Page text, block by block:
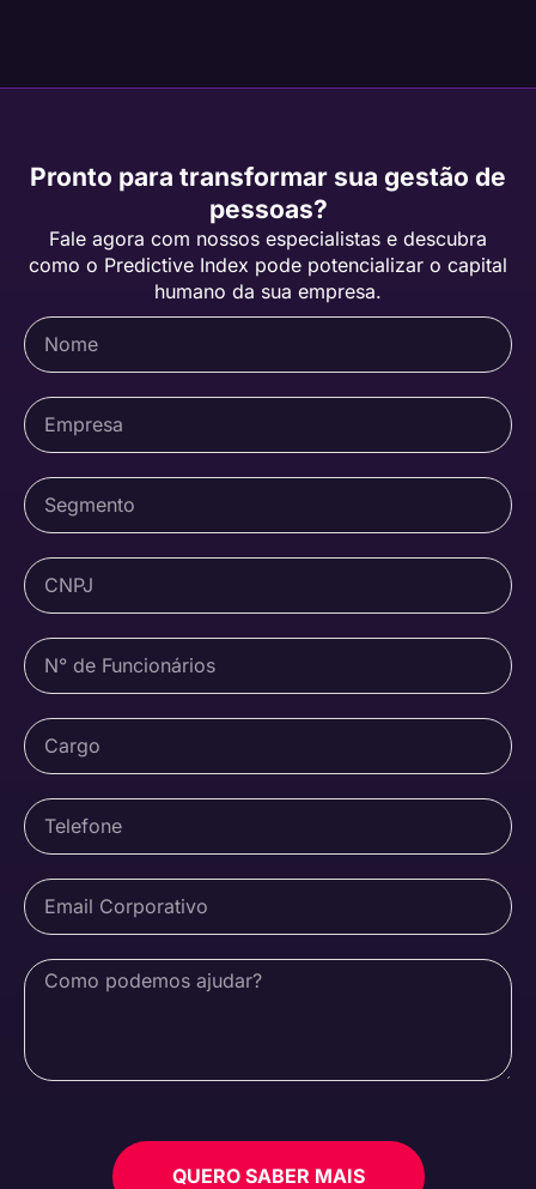
Pronto para transformar sua gestão de
pessoas?
Fale agora com nossos especialistas e descubra
como o Predictive Index pode potencializar o capital
humano da sua empresa.
QUERO SABER MAIS